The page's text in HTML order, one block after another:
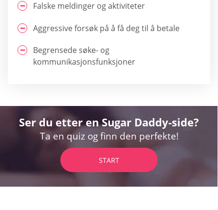
Falske meldinger og aktiviteter
Aggressive forsøk på å få deg til å betale
Begrensede søke- og
kommunikasjonsfunksjoner
Ser du etter en Sugar Daddy-side?
Ta en quiz og finn den perfekte!
START